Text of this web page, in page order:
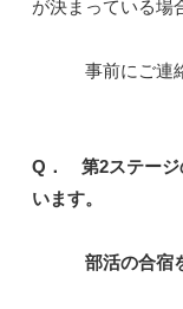
が決まっている場
事前にご連絡
Q． 第2ステージ
います。
部活の合宿を